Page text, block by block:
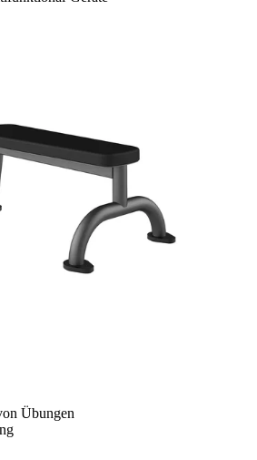
Übungen